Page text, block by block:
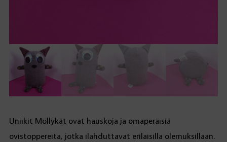
Uniikit Möllykät ovat hauskoja ja omaperäisiä
ovistoppereita, jotka ilahduttavat erilaisilla olemuksillaan.